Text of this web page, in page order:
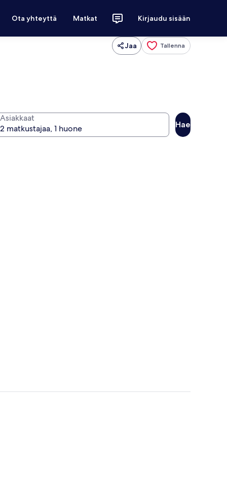
Ota yhteyttä Matkat Kirjaudu sisään
Jaa Tallenna
Asiakkaat
Hae